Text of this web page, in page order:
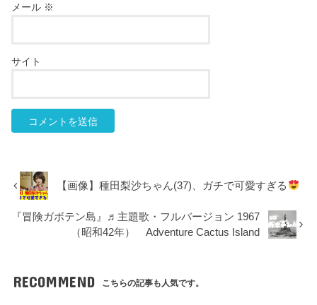
メール ※
サイト
【画像】種田梨沙ちゃん(37)、ガチで可愛すぎる
『冒険ガボテン島』♬主題歌・フルバージョン 1967
（昭和42年） Adventure Cactus Island
RECOMMEND こちらの記事も人気です。